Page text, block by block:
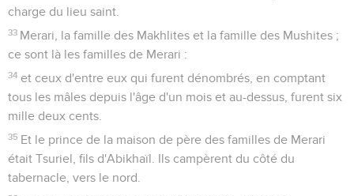
charge du lieu saint.
33 Merari, la famille des Makhlites et la famille des Mushites ;
ce sont là les familles de Merari :
34 et ceux d'entre eux qui furent dénombrés, en comptant
tous les mâles depuis l'âge d'un mois et au-dessus, furent six
mille deux cents.
35 Et le prince de la maison de père des familles de Merari
était Tsuriel, fils d'Abikhaïl. Ils campèrent du côté du
tabernacle, vers le nord.